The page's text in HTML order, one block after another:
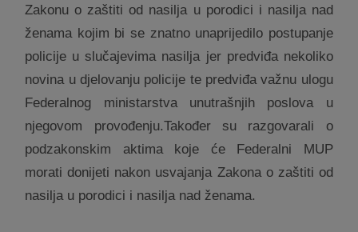
Zakonu o zaštiti od nasilja u porodici i nasilja nad
ženama kojim bi se znatno unaprijedilo postupanje
policije u slučajevima nasilja jer predviđa nekoliko
novina u djelovanju policije te predviđa važnu ulogu
Federalnog ministarstva unutrašnjih poslova u
njegovom provođenju.Također su razgovarali o
podzakonskim aktima koje će Federalni MUP
morati donijeti nakon usvajanja Zakona o zaštiti od
nasilja u porodici i nasilja nad ženama.